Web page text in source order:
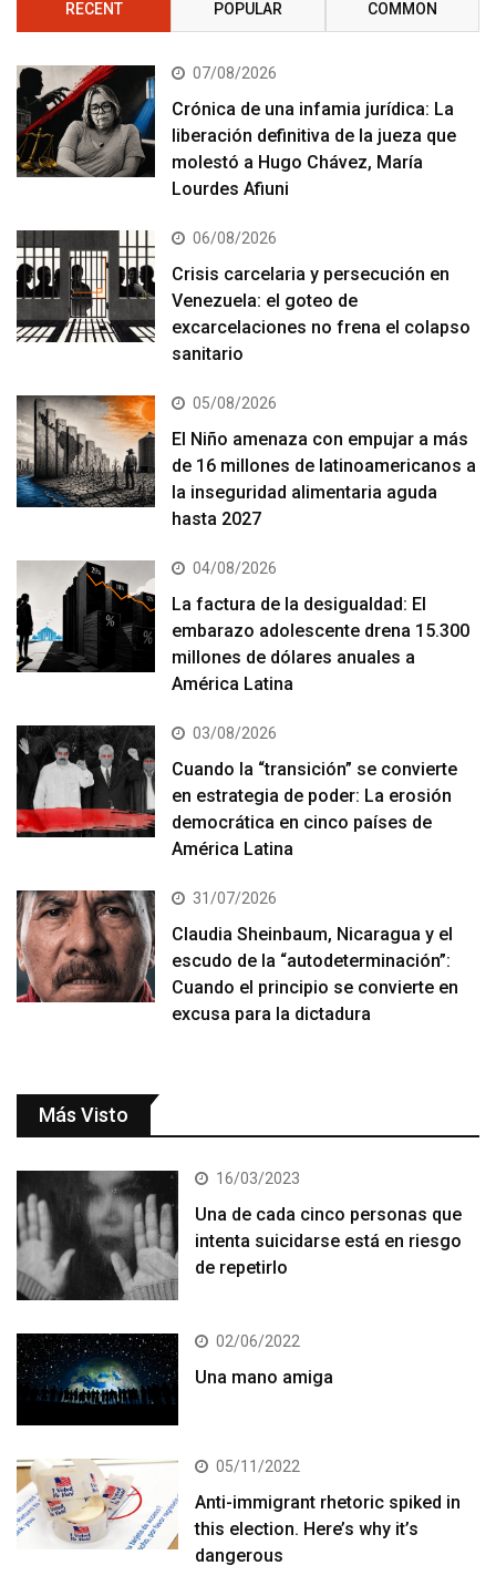
RECENT POPULAR COMMON
07/08/2026
Crónica de una infamia jurídica: La
liberación definitiva de la jueza que
molestó a Hugo Chávez, María
Lourdes Afiuni
06/08/2026
Crisis carcelaria y persecución en
Venezuela: el goteo de
excarcelaciones no frena el colapso
sanitario
05/08/2026
El Niño amenaza con empujar a más
de 16 millones de latinoamericanos a
la inseguridad alimentaria aguda
hasta 2027
04/08/2026
La factura de la desigualdad: El
embarazo adolescente drena 15.300
millones de dólares anuales a
América Latina
03/08/2026
Cuando la “transición” se convierte
en estrategia de poder: La erosión
democrática en cinco países de
América Latina
31/07/2026
Claudia Sheinbaum, Nicaragua y el
escudo de la “autodeterminación”:
Cuando el principio se convierte en
excusa para la dictadura
Más Visto
16/03/2023
Una de cada cinco personas que
intenta suicidarse está en riesgo
de repetirlo
02/06/2022
Una mano amiga
05/11/2022
Anti-immigrant rhetoric spiked in
this election. Here’s why it’s
dangerous